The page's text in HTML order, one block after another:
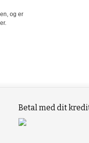
og er
Betal med dit